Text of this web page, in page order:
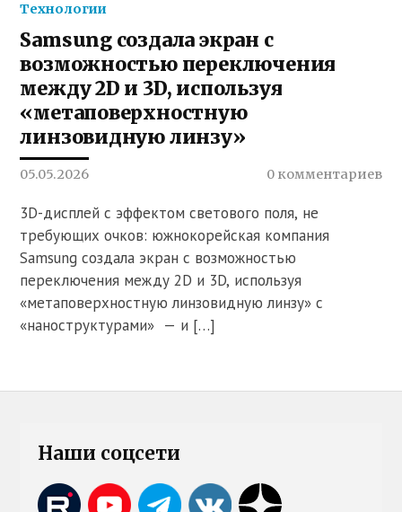
Технологии
Samsung создала экран с
возможностью переключения
между 2D и 3D, используя
«метаповерхностную
линзовидную линзу»
05.05.2026 0 комментариев
3D-дисплей с эффектом светового поля, не
требующих очков: южнокорейская компания
Samsung создала экран с возможностью
переключения между 2D и 3D, используя
«метаповерхностную линзовидную линзу» с
«наноструктурами» — и […]
Наши соцсети